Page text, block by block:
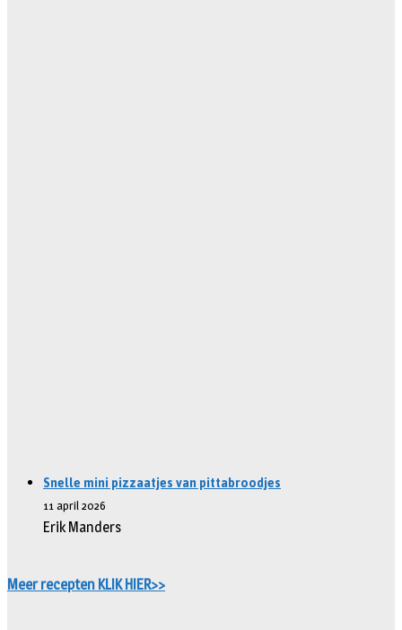
Snelle mini pizzaatjes van pittabroodjes
11 april 2026
Erik Manders
Meer recepten KLIK HIER>>